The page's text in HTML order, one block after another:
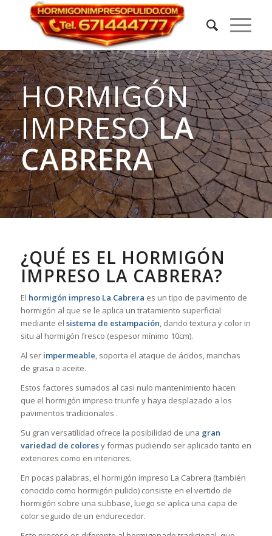
HORMIGÓN
IMPRESOLA
CABRERA
¿QUÉ ES EL HORMIGÓN
IMPRESO LA CABRERA?
El hormigón impreso La Cabrera es un tipo de pavimento de
hormigón al que se le aplica un tratamiento superficial
mediante el sistema de estampación, dando textura y color in
situ al hormigón fresco (espesor mínimo 10cm).
Al ser impermeable, soporta el ataque de ácidos, manchas
de grasa o aceite.
Estos factores sumados al casi nulo mantenimiento hacen
que el hormigón impreso triunfe y haya desplazado a los
pavimentos tradicionales .
Su gran versatilidad ofrece la posibilidad de una gran
variedad de coloresy formas pudiendo ser aplicado tanto en
exteriores como en interiores.
En pocas palabras, el hormigón impreso La Cabrera (también
conocido como hormigón pulido) consiste en el vertido de
hormigón sobre una subbase, luego se aplica una capa de
color seguido de un endurecedor.